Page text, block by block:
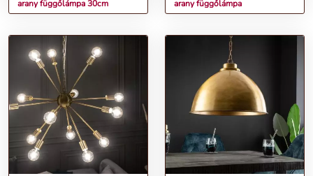
arany függőlámpa 30cm
arany függőlámpa